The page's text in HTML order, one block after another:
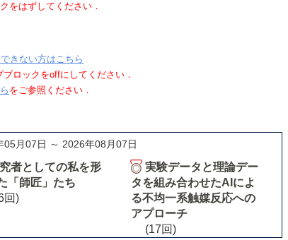
をはずしてください．
きない方はこちら
ロックをoffにしてください．
をご参照ください．
05月07日 ～ 2026年08月07日
者としての私を形
「師匠」たち
回)
実験データと理論デー
タを組み合わせたAIによ
る不均一系触媒反応への
アプローチ
(17回)